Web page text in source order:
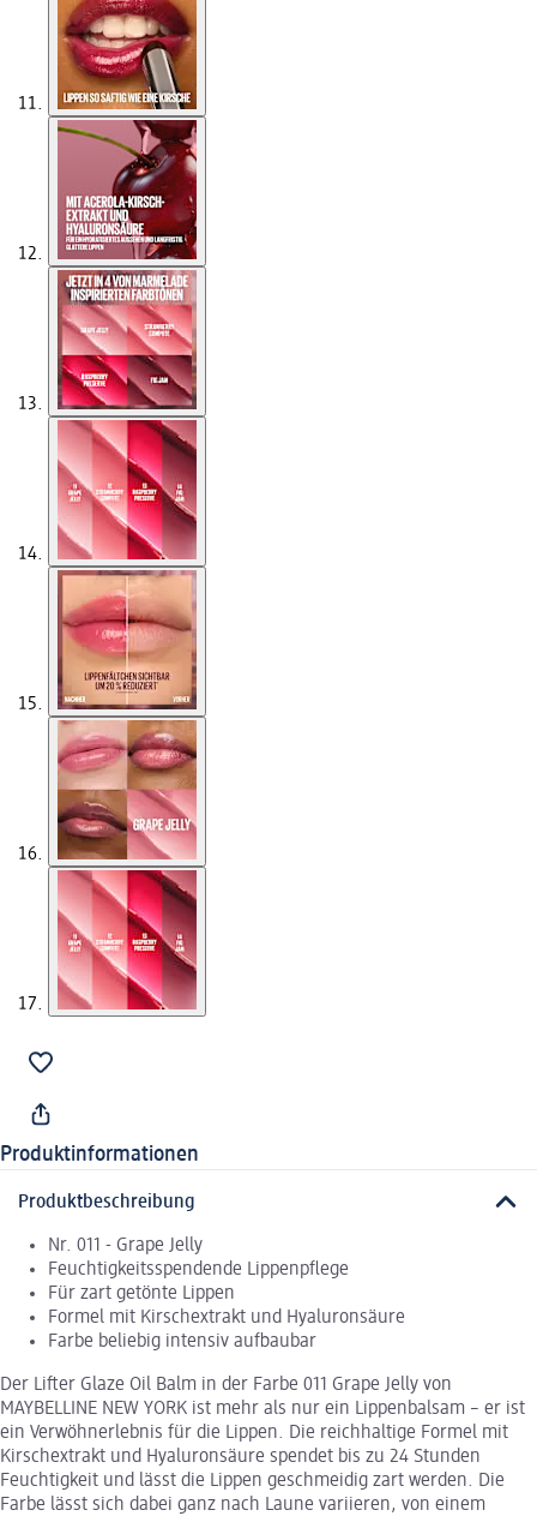
Produktinformationen
Produktbeschreibung
Nr. 011 - Grape Jelly
Feuchtigkeitsspendende Lippenpflege
Für zart getönte Lippen
Formel mit Kirschextrakt und Hyaluronsäure
Farbe beliebig intensiv aufbaubar
Der Lifter Glaze Oil Balm in der Farbe 011 Grape Jelly von
MAYBELLINE NEW YORK ist mehr als nur ein Lippenbalsam – er ist
ein Verwöhnerlebnis für die Lippen. Die reichhaltige Formel mit
Kirschextrakt und Hyaluronsäure spendet bis zu 24 Stunden
Feuchtigkeit und lässt die Lippen geschmeidig zart werden. Die
Farbe lässt sich dabei ganz nach Laune variieren, von einem